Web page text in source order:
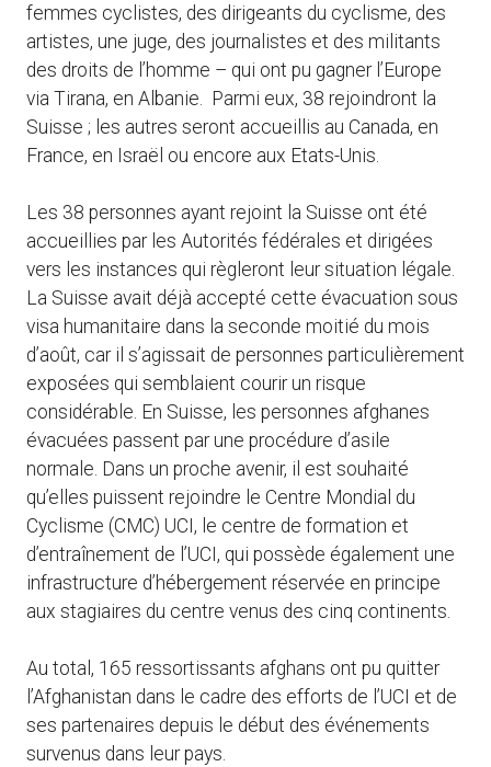
femmes cyclistes, des dirigeants du cyclisme, des
artistes, une juge, des journalistes et des militants
des droits de l’homme – qui ont pu gagner l’Europe
via Tirana, en Albanie. Parmi eux, 38 rejoindront la
Suisse ; les autres seront accueillis au Canada, en
France, en Israël ou encore aux Etats-Unis.
Les 38 personnes ayant rejoint la Suisse ont été
accueillies par les Autorités fédérales et dirigées
vers les instances qui règleront leur situation légale.
La Suisse avait déjà accepté cette évacuation sous
visa humanitaire dans la seconde moitié du mois
d’août, car il s’agissait de personnes particulièrement
exposées qui semblaient courir un risque
considérable. En Suisse, les personnes afghanes
évacuées passent par une procédure d’asile
normale. Dans un proche avenir, il est souhaité
qu’elles puissent rejoindre le Centre Mondial du
Cyclisme (CMC) UCI, le centre de formation et
d’entraînement de l’UCI, qui possède également une
infrastructure d’hébergement réservée en principe
aux stagiaires du centre venus des cinq continents.
Au total, 165 ressortissants afghans ont pu quitter
l’Afghanistan dans le cadre des efforts de l’UCI et de
ses partenaires depuis le début des événements
survenus dans leur pays.